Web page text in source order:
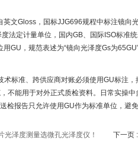
文Gloss，国标JJG696规程中标注镜向
法定计量单位，国内GB、国际ISO标准
GU，规范表述为“镜向光泽度Gs为
标准、跨供应商对账必须使用GU标注
不能用于对外正式质检资料。日常实操
检报告只允许使用GU作为标准单位，避
泽度测量选微孔光泽度仪！ 下一页 :